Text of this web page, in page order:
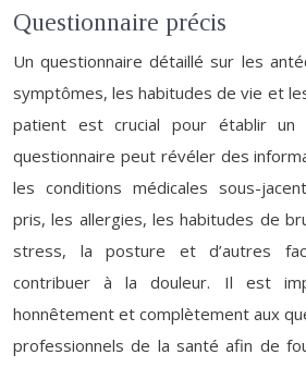
Questionnaire précis
Un questionnaire détaillé sur les
symptômes, les habitudes de vie et
patient est crucial pour établir un
questionnaire peut révéler des
les conditions médicales sous-
pris, les allergies, les habitudes de
stress, la posture et d’autres
contribuer à la douleur. Il est
honnêtement et complètement aux
professionnels de la santé afin de